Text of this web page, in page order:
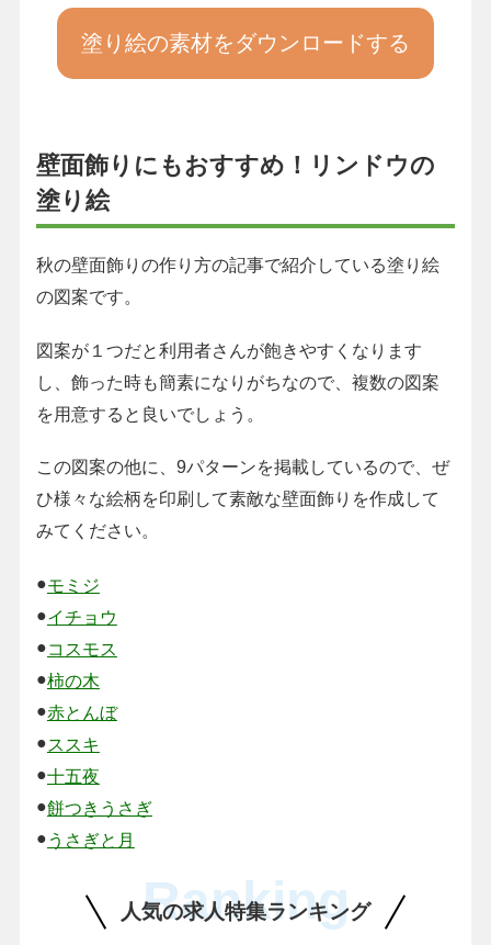
塗り絵の素材をダウンロードする
壁面飾りにもおすすめ！リンドウの
塗り絵
秋の壁面飾りの作り方の記事で紹介している塗り絵
の図案です。
図案が１つだと利用者さんが飽きやすくなります
し、飾った時も簡素になりがちなので、複数の図案
を用意すると良いでしょう。
この図案の他に、9パターンを掲載しているので、ぜ
ひ様々な絵柄を印刷して素敵な壁面飾りを作成して
みてください。
●モミジ
●イチョウ
●コスモス
●柿の木
●赤とんぼ
●ススキ
●十五夜
●餅つきうさぎ
● うさぎと月
人気の求人特集ランキング
Ranking